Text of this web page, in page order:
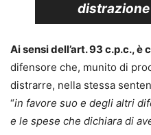
Ai sensi dell’art. 93 c.p.c.,
difensore che, munito di
distrarre, nella stessa
“in favore suo e degli altri
e le spese che dichiara di